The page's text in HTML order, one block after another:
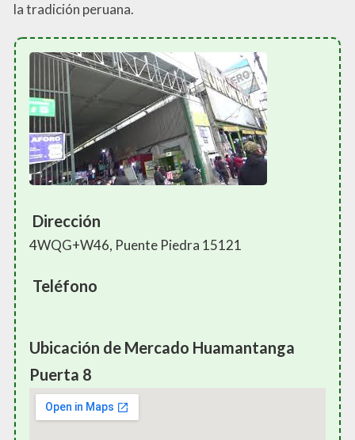
la tradición peruana.
Dirección
4WQG+W46, Puente Piedra 15121
Teléfono
Ubicación de Mercado Huamantanga
Puerta 8